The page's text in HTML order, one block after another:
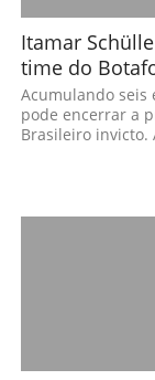
Itamar
time do
Acumulando seis
pode encerrar a
Brasileiro invicto.